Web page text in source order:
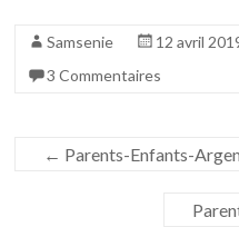
Samsenie 12 avril
3 Commentaires
← Parents-Enfants-